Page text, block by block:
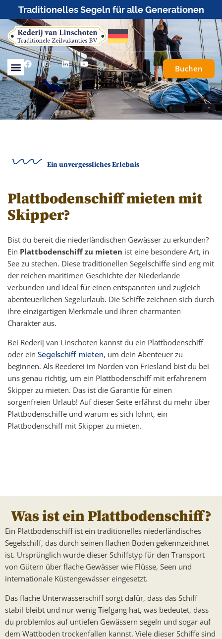
Traditionelles Segeln für alle Generationen
Buchen
Ein unvergessliches Erlebnis
Plattbodenschiff mieten mit
Skipper?
Bist du bereit die niederländischen Gewässer zu erkunden?
Ein Plattbodenschiff zu mieten ist eine besondere Art, in
See zu stechen. Diese traditionellen Segelschiffe sind eng mit
der reichen maritimen Geschichte der Niederlande
verbunden und ideal für einen entspannten und zugleich
abenteuerlichen Segelurlaub. Die Schiffe zeichnen sich durch
ihre einzigartigen Merkmale und ihren charmanten
Charakter aus.
Bei Rederij van Linschoten kannst du ein Plattbodenschiff
oder ein Segelschiff mieten, um dein Abenteuer zu
beginnen. Als Reederei im Norden von Friesland bist du bei
uns genau richtig, um ein Plattbodenschiff mit erfahrenem
Skipper zu mieten. Das ist die Garantie für einen
sorgenfreien Urlaub! Auf dieser Seite erfährst du mehr über
Plattbodenschiffe und warum es sich lohnt, ein
Plattbodenschiff mit Skipper zu mieten.
Was ist ein Plattbodenschiff?
Ein Plattbodenschiff ist ein traditionelles niederländisches
Segelschiff, das durch seinen flachen Boden gekennzeichnet
ist. Ursprünglich wurde dieser Schiffstyp für den Transport
von Gütern über flache Gewässer wie Flüsse, Seen und
internationale Küstengewässer eingesetzt.
Das flache Unterwasserschiff sorgt dafür, dass das Schiff
stabil bleibt und nur wenig Tiefgang hat, was bedeutet, dass
du problemlos auf untiefen Gewässern segeln und sogar auf
dem Wattboden trockenfallen kannst. Viele dieser Schiffe sind